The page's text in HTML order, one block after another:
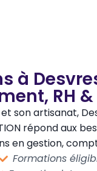
à
RH
son artisanat,
répond aux
en gestion,
Formations